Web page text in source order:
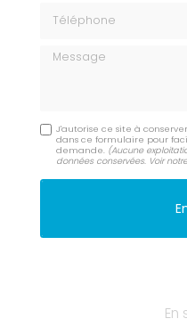
Message
J'autorise ce site à
dans ce formulaire pour
demande. (Aucune
données conservées. Voir
En